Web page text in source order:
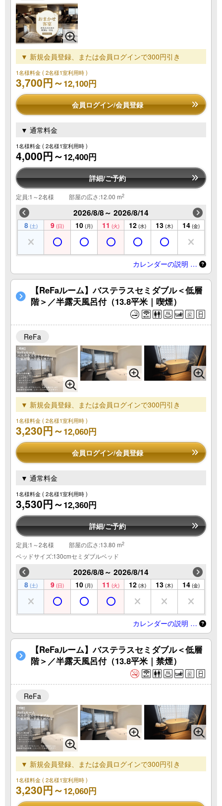
▼ 新規会員登録、または会員ログインで300円引き
1名様料金( 2名様1室利用時 )
3,700円～12,100円
会員ログイン/会員登録
▼ 通常料金
1名様料金( 2名様1室利用時 )
4,000円～12,400円
詳細/ご予約
定員:1～2名様 部屋の広さ:12.00 m2
2026/8/8～ 2026/8/14
8 (土) 9 (日) 10 (月) 11 (火) 12 (水) 13 (木) 14 (金)
カレンダーの説明 …
【ReFaルーム】バステラスセミダブル＜低層
階＞／半露天風呂付（13.8平米｜喫煙）
ReFa
▼ 新規会員登録、または会員ログインで300円引き
1名様料金( 2名様1室利用時 )
3,230円～12,060円
会員ログイン/会員登録
▼ 通常料金
1名様料金( 2名様1室利用時 )
3,530円～12,360円
詳細/ご予約
定員:1～2名様 部屋の広さ:13.80 m2
ベッドサイズ:130cmセミダブルベッド
2026/8/8～ 2026/8/14
8 (土) 9 (日) 10 (月) 11 (火) 12 (水) 13 (木) 14 (金)
カレンダーの説明 …
【ReFaルーム】バステラスセミダブル＜低層
階＞／半露天風呂付（13.8平米｜禁煙）
ReFa
▼ 新規会員登録、または会員ログインで300円引き
1名様料金( 2名様1室利用時 )
3,230円～12,060円